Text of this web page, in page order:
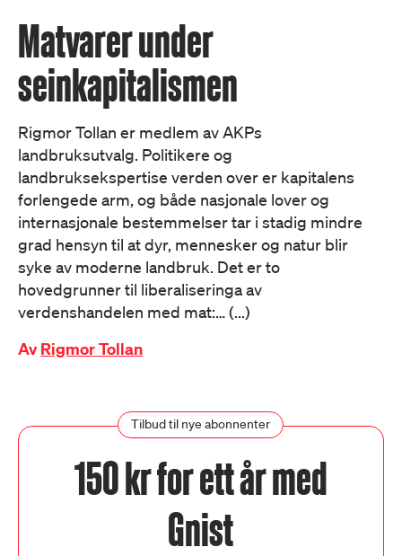
Matvarer under
seinkapitalismen
Rigmor Tollan er medlem av AKPs
landbruksutvalg. Politikere og
landbruksekspertise verden over er kapitalens
forlengede arm, og både nasjonale lover og
internasjonale bestemmelser tar i stadig mindre
grad hensyn til at dyr, mennesker og natur blir
syke av moderne landbruk. Det er to
hovedgrunner til liberaliseringa av
verdenshandelen med mat:… (...)
AvRigmor Tollan
Tilbud til nye abonnenter
150 kr for ett år med
Gnist